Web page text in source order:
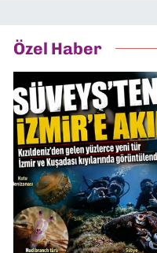
Özel Haber